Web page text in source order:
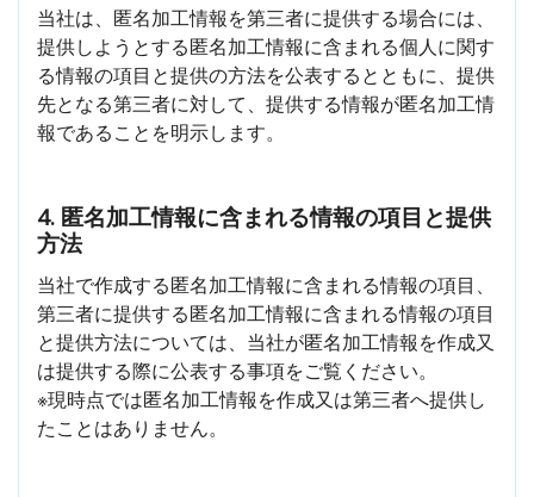
当社は、匿名加工情報を第三者に提供する場合には、
提供しようとする匿名加工情報に含まれる個人に関す
る情報の項目と提供の方法を公表するとともに、提供
先となる第三者に対して、提供する情報が匿名加工情
報であることを明示します。
4. 匿名加工情報に含まれる情報の項目と提供
方法
当社で作成する匿名加工情報に含まれる情報の項目、
第三者に提供する匿名加工情報に含まれる情報の項目
と提供方法については、当社が匿名加工情報を作成又
は提供する際に公表する事項をご覧ください。
※現時点では匿名加工情報を作成又は第三者へ提供し
たことはありません。